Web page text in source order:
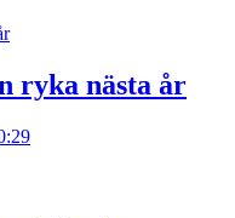
ryka nästa år